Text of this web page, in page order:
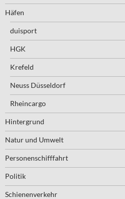
Häfen
duisport
HGK
Krefeld
Neuss Düsseldorf
Rheincargo
Hintergrund
Natur und Umwelt
Personenschifffahrt
Politik
Schienenverkehr